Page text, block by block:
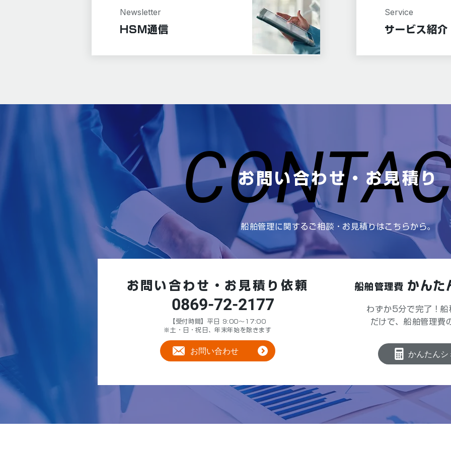
HSM通信
Newsletter
サービス紹介
Service
お問い合わせ・お見積り
船舶管理に関するご相談・お見積りはこちらから。
お問い合わせ・お見積り依頼
0869-72-2177
【受付時間】平日 9:00～17:00
※土・日・祝日、年末年始を除きます
お問い合わせ
船舶管理費 かんた
わずか5分で完了！船
だけで、船舶管理費
かんたんシ